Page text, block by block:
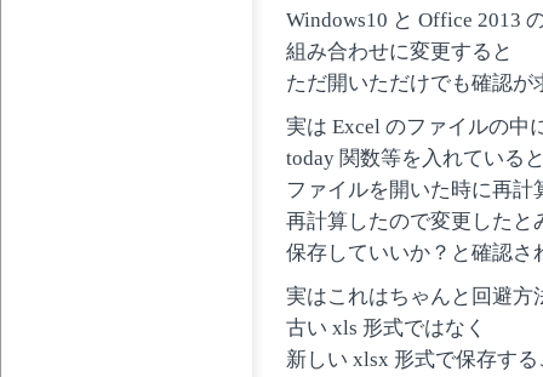
Windows10 と Office 2013
組み合わせに変更すると
ただ開いただけでも確認が
実は Excel のファイルの中
today 関数等を入れている
ファイルを開いた時に再計
再計算したので変更したと
保存していいか？と確認さ
実はこれはちゃんと回避方
古い xls 形式ではなく
新しい xlsx 形式で保存す